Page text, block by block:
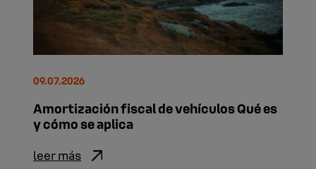
Amortización fiscal de vehículos Qué es
y cómo se aplica
09.07.2026
leer más